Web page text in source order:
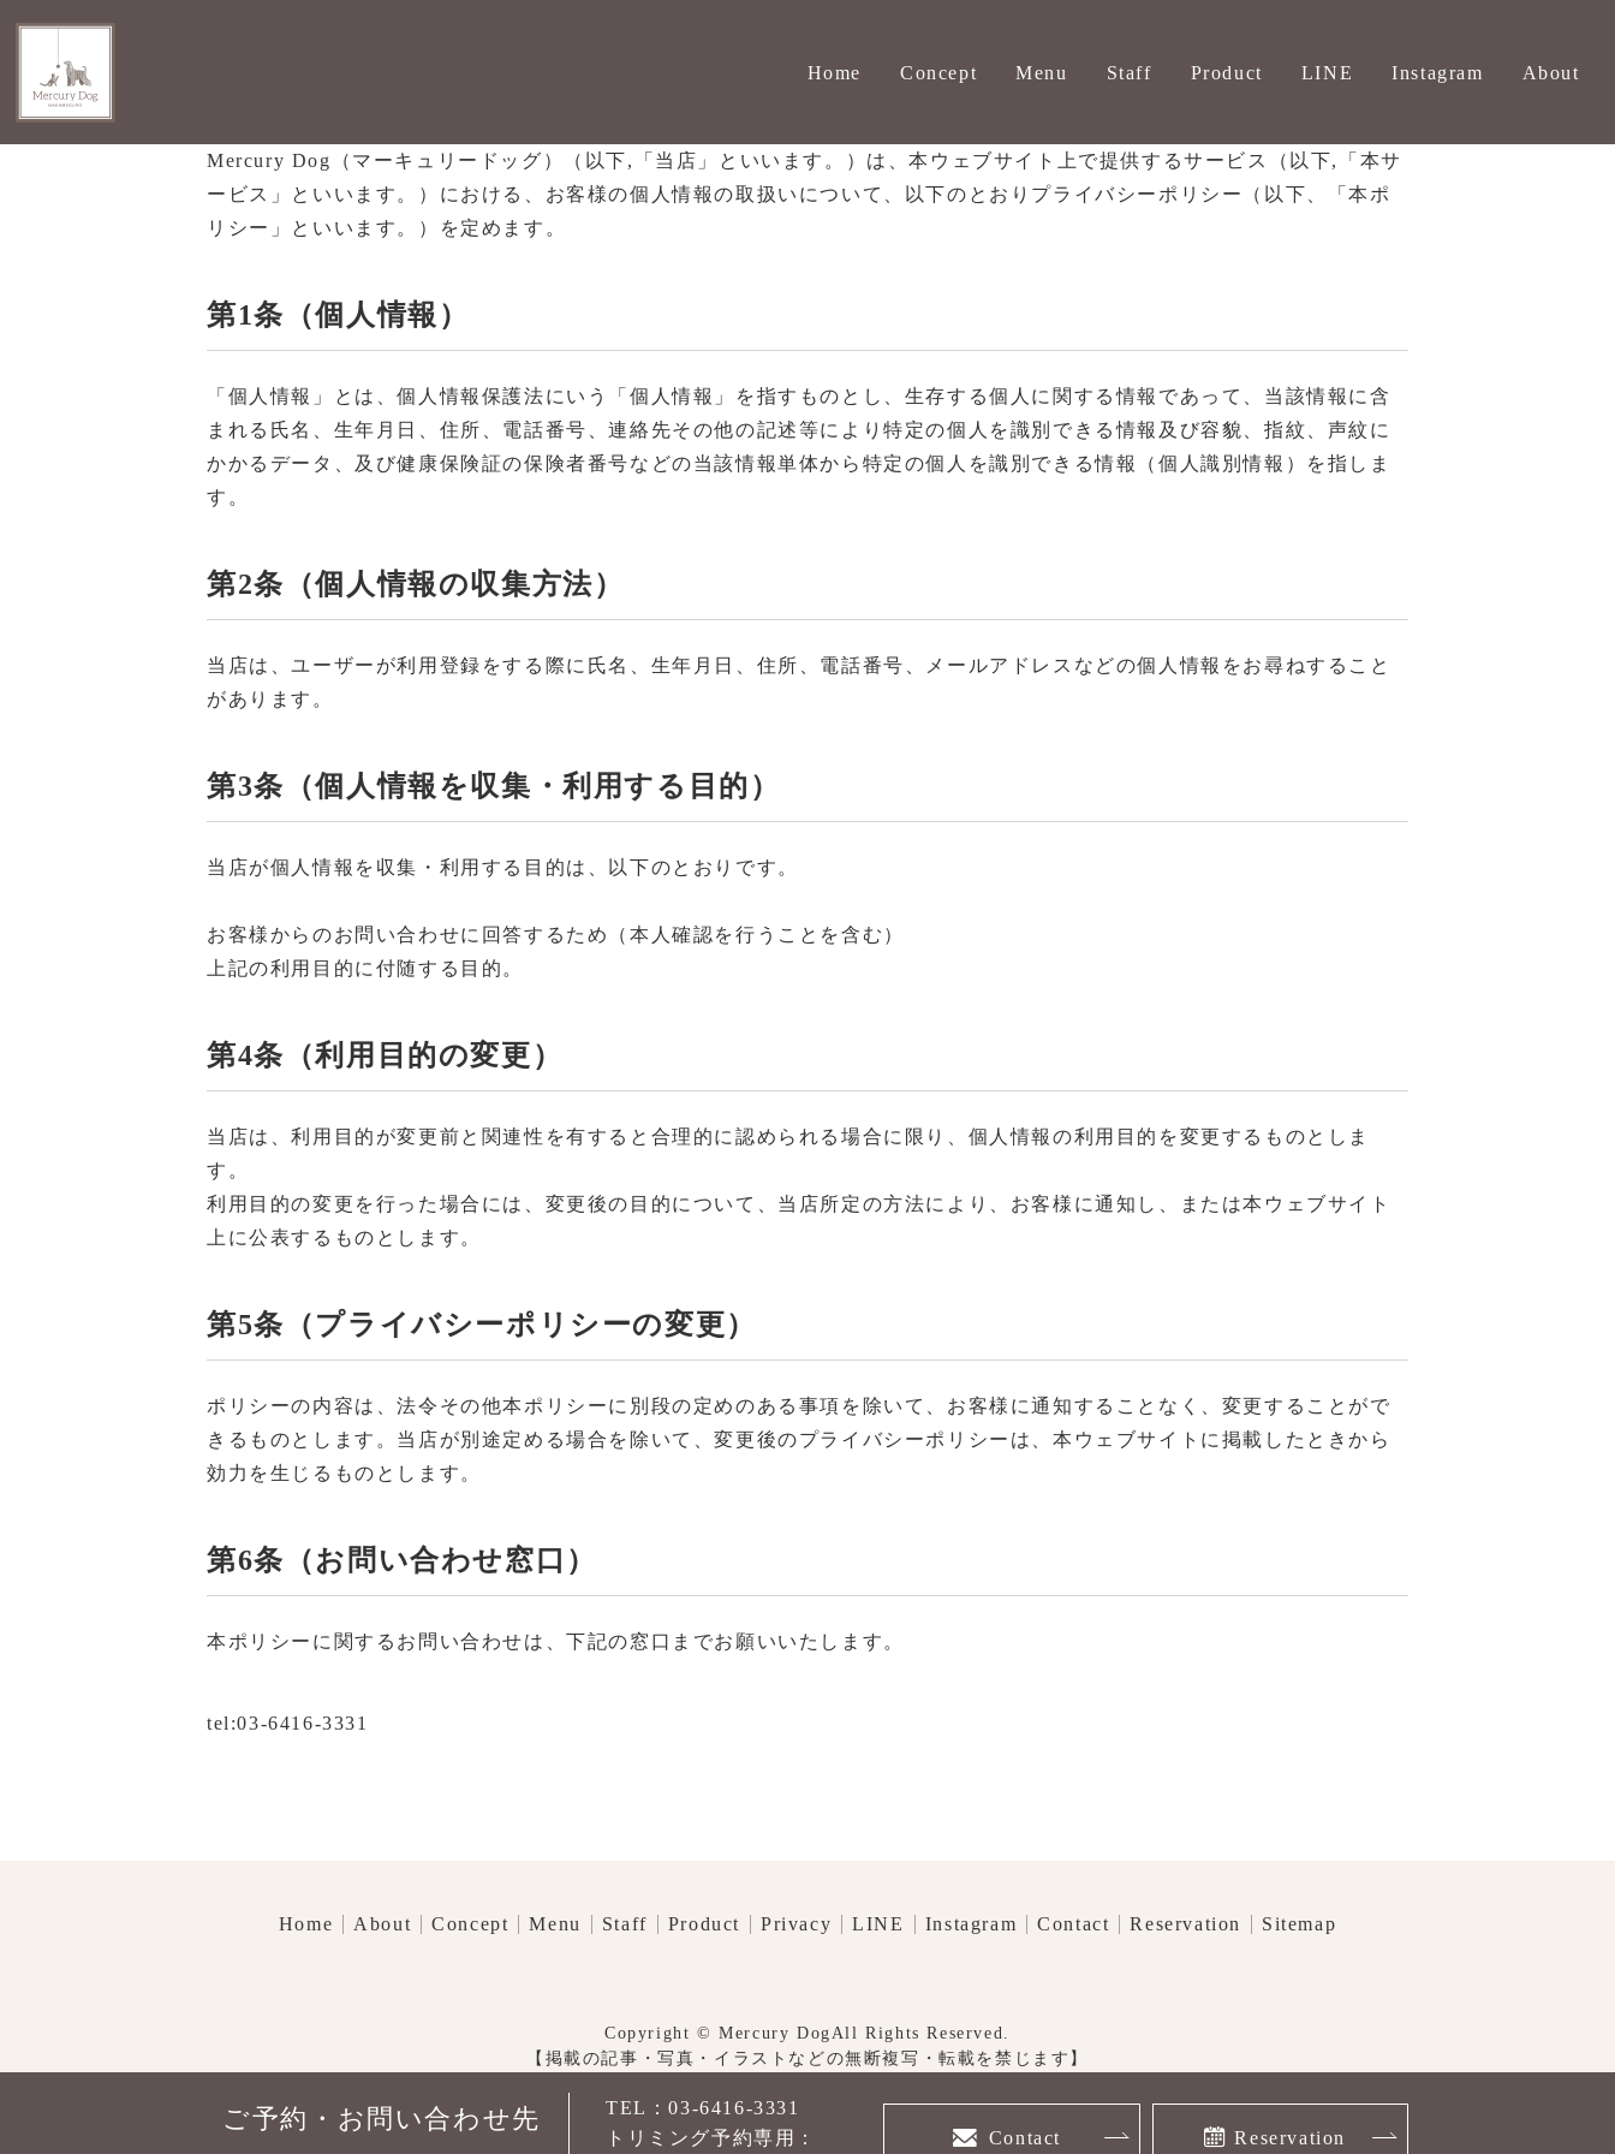
Home Concept Menu Staff Product LINE Instagram About
Mercury Dog（マーキュリードッグ）（以下,「当店」といいます。）は、本ウェブサイト上で提供するサービス（以下,「本サ
ービス」といいます。）における、お客様の個人情報の取扱いについて、以下のとおりプライバシーポリシー（以下、「本ポ
リシー」といいます。）を定めます。
第1条（個人情報）
「個人情報」とは、個人情報保護法にいう「個人情報」を指すものとし、生存する個人に関する情報であって、当該情報に含
まれる氏名、生年月日、住所、電話番号、連絡先その他の記述等により特定の個人を識別できる情報及び容貌、指紋、声紋に
かかるデータ、及び健康保険証の保険者番号などの当該情報単体から特定の個人を識別できる情報（個人識別情報）を指しま
す。
第2条（個人情報の収集方法）
当店は、ユーザーが利用登録をする際に氏名、生年月日、住所、電話番号、メールアドレスなどの個人情報をお尋ねすること
があります。
第3条（個人情報を収集・利用する目的）
当店が個人情報を収集・利用する目的は、以下のとおりです。
お客様からのお問い合わせに回答するため（本人確認を行うことを含む）
上記の利用目的に付随する目的。
第4条（利用目的の変更）
当店は、利用目的が変更前と関連性を有すると合理的に認められる場合に限り、個人情報の利用目的を変更するものとしま
す。
利用目的の変更を行った場合には、変更後の目的について、当店所定の方法により、お客様に通知し、または本ウェブサイト
上に公表するものとします。
第5条（プライバシーポリシーの変更）
ポリシーの内容は、法令その他本ポリシーに別段の定めのある事項を除いて、お客様に通知することなく、変更することがで
きるものとします。当店が別途定める場合を除いて、変更後のプライバシーポリシーは、本ウェブサイトに掲載したときから
効力を生じるものとします。
第6条（お問い合わせ窓口）
本ポリシーに関するお問い合わせは、下記の窓口までお願いいたします。
tel:03-6416-3331
ご予約・お問い合わせ先
TEL：03-6416-3331
トリミング予約専用：
Contact Reservation
Home About Concept Menu Staff Product Privacy LINE Instagram Contact Reservation Sitemap
Copyright © Mercury DogAll Rights Reserved.
【掲載の記事・写真・イラストなどの無断複写・転載を禁じます】